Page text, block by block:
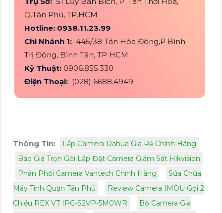
Q.Tân Phú, TP.HCM
Hotline: 0938.11.23.99
Chi Nhánh 1: 445/38 Tân Hòa Đông,P Bình
Trị Đông, Bình Tân, TP HCM
Kỹ Thuật: 0906.855.330
Điện Thoại: (028) 6688.4949
Thông Tin:
Lắp Camera Dahua Giá Rẻ Chính Hãng
Báo Giá Trọn Gói Lắp Đặt Camera Giám Sát Hikvision
Phân Phối Camera Vantech Chính Hãng
Sửa Chữa
Máy Tính Quận Tân Phú
Review Camera IMOU Gọi 2
Chiều REX VT IPC-S2VP-5M0WR
Bộ Camera Gia